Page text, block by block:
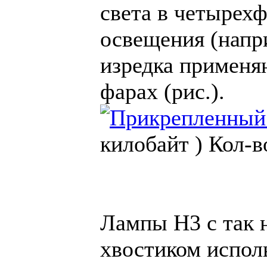
света в
освещения
изредка
фарах (рис.).
килобайт ) Кол-
Лампы H3 с так
хвостиком